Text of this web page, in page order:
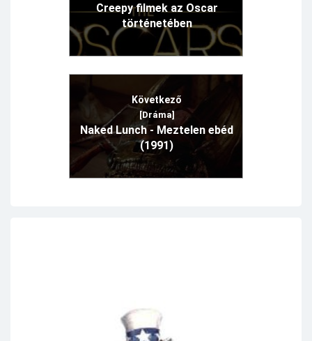
Creepy filmek az Oscar
történetében
Következő
[Dráma]
Naked Lunch - Meztelen ebéd
(1991)